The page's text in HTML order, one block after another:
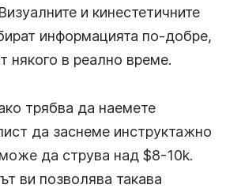
и кинестетичните
информацията по-добре,
някого в реално време.
трябва да наемете
да заснеме инструктажно
да струва над $8-10k.
ви позволява такава